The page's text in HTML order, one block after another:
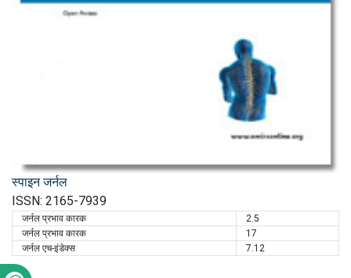
स्पाइन जर्नल
ISSN: 2165-7939
जर्नल प्रभाव कारक
2.5
जर्नल प्रभाव कारक
17
जर्नल एच-इंडेक्स
7.12